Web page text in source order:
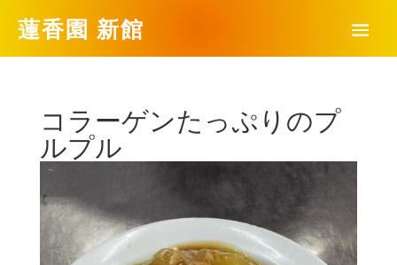
蓮香園 新館
コラーゲンたっぷりのプ
ルプル